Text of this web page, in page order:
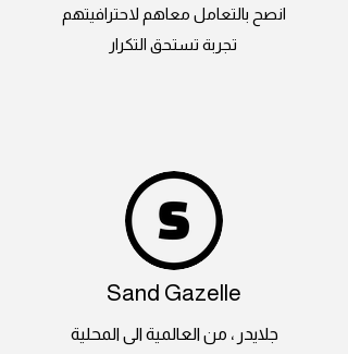
انصح بالتعامل معاهم لاحترافيتهم
Sand Gazelle
جلايدر ، من العالمية الى المحلية